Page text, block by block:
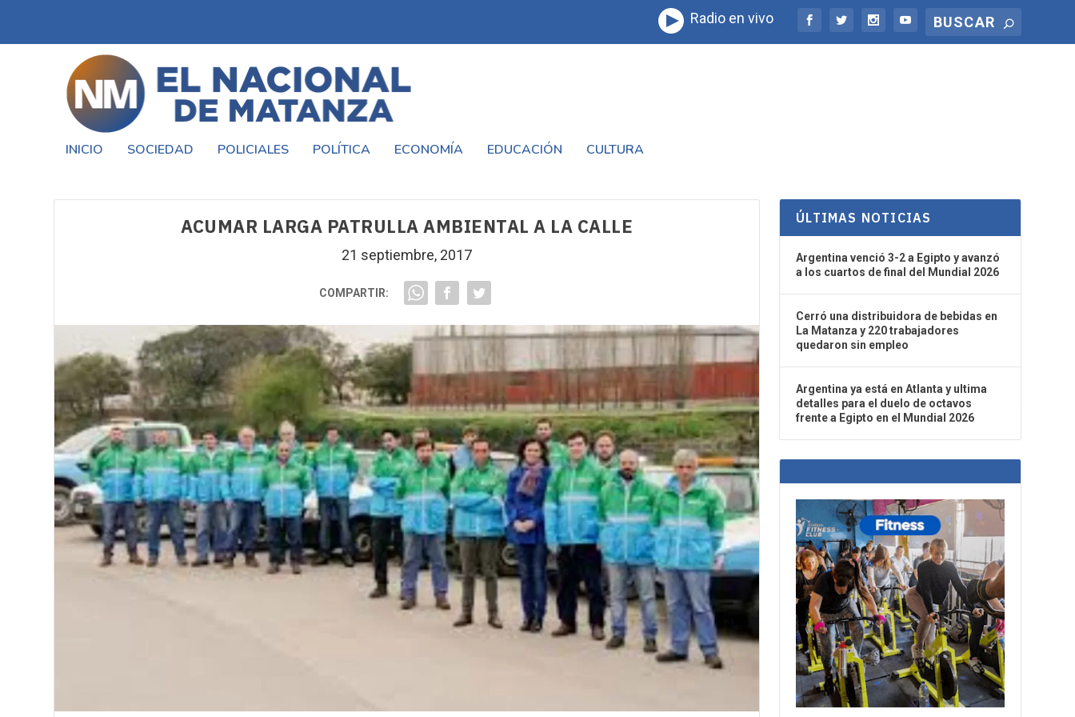
Radio en vivo
INICIO SOCIEDAD POLICIALES POLÍTICA ECONOMÍA EDUCACIÓN CULTURA
ACUMAR LARGA PATRULLA AMBIENTAL A LA CALLE
21 septiembre, 2017
COMPARTIR:
ÚLTIMAS NOTICIAS
Argentina venció 3-2 a Egipto y avanzó
a los cuartos de final del Mundial 2026
Cerró una distribuidora de bebidas en
La Matanza y 220 trabajadores
quedaron sin empleo
Argentina ya está en Atlanta y ultima
detalles para el duelo de octavos
frente a Egipto en el Mundial 2026